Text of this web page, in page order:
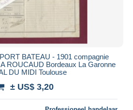
BATEAU - 1901 compagnie
ROUCAUD Bordeaux La Garonne
DU MIDI Toulouse
± US$ 3,20